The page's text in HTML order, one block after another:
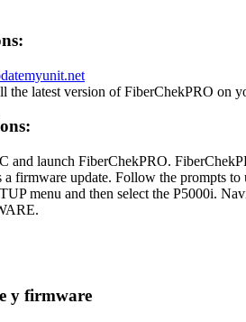
the latest version of FiberChekPRO on
and launch FiberChekPRO.
firmware update. Follow the prompts to
menu and then select the P5000i.
y firmware